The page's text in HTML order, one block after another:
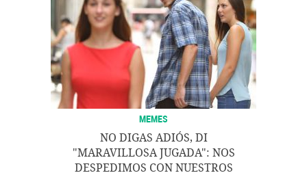
MEMES
NO DIGAS ADIÓS, DI
"MARAVILLOSA JUGADA": NOS
DESPEDIMOS CON NUESTROS